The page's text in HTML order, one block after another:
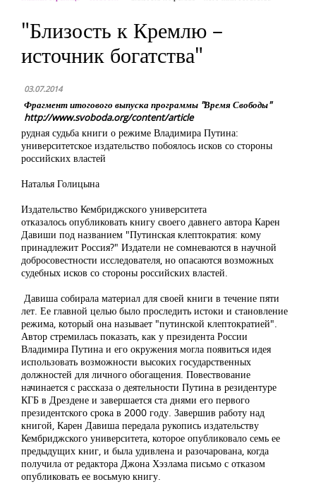
"Близость к Кремлю –
источник богатства"
03.07.2014
Фрагмент итогового выпуска программы "Время Свободы"
http://www.svoboda.org/content/article
рудная судьба книги о режиме Владимира Путина:
университетское издательство побоялось исков со стороны
российских властей
Наталья Голицына
Издательство Кембриджского университета
отказалось опубликовать книгу своего давнего автора Карен
Давиши под названием "Путинская клептократия: кому
принадлежит Россия?" Издатели не сомневаются в научной
добросовестности исследователя, но опасаются возможных
судебных исков со стороны российских властей.
Давиша собирала материал для своей книги в течение пяти
лет. Ее главной целью было проследить истоки и становление
режима, который она называет "путинской клептократией".
Автор стремилась показать, как у президента России
Владимира Путина и его окружения могла появиться идея
использовать возможности высоких государственных
должностей для личного обогащения. Повествование
начинается с рассказа о деятельности Путина в резидентуре
КГБ в Дрездене и завершается ста днями его первого
президентского срока в 2000 году. Завершив работу над
книгой, Карен Давиша передала рукопись издательству
Кембриджского университета, которое опубликовало семь ее
предыдущих книг, и была удивлена и разочарована, когда
получила от редактора Джона Хэзлама письмо с отказом
опубликовать ее восьмую книгу.